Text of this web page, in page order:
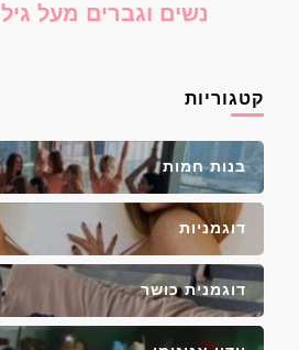
נשים וגברים מעל גיל 30
קטגוריות
בנות חמות
דוגמניות
דוגמנית כושר